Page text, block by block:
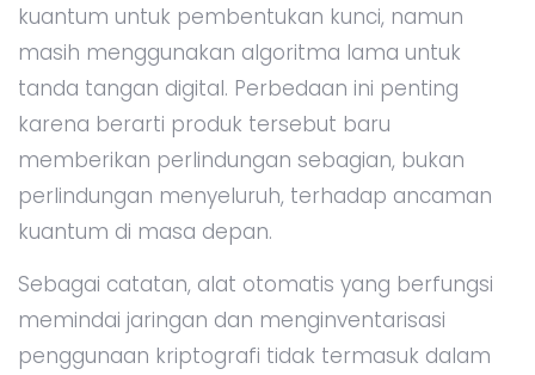
kuantum untuk pembentukan kunci, namun
masih menggunakan algoritma lama untuk
tanda tangan digital. Perbedaan ini penting
karena berarti produk tersebut baru
memberikan perlindungan sebagian, bukan
perlindungan menyeluruh, terhadap ancaman
kuantum di masa depan.
Sebagai catatan, alat otomatis yang berfungsi
memindai jaringan dan menginventarisasi
penggunaan kriptografi tidak termasuk dalam